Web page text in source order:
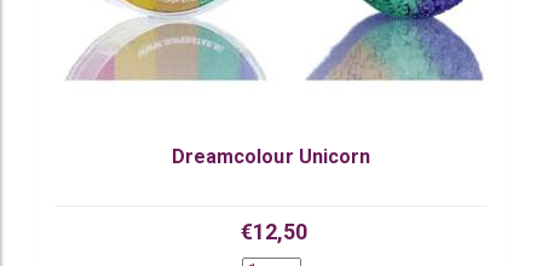
Dreamcolour Unicorn
€12,50